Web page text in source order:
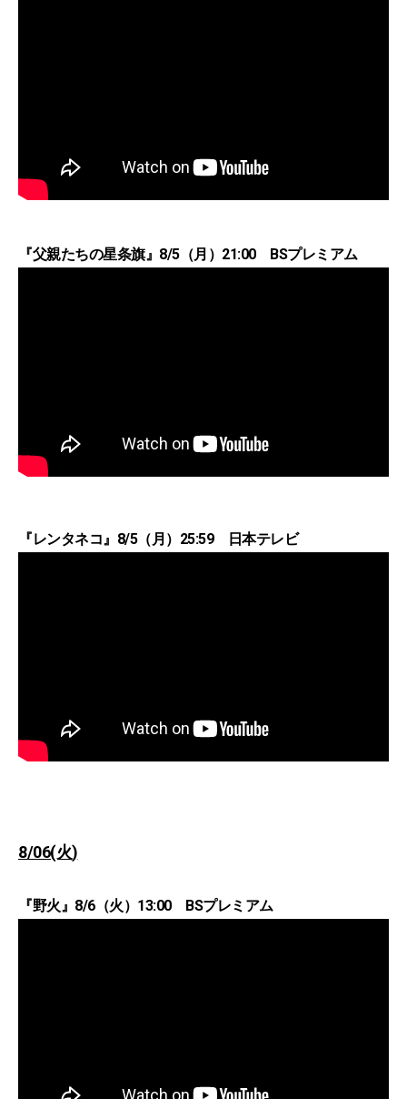
『父親たちの星条旗』8/5（月）21:00 BSプレミアム
『レンタネコ』8/5（月）25:59 日本テレビ
8/06(火)
『野火』8/6（火）13:00 BSプレミアム